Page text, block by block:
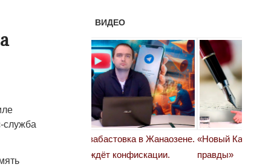
служба
ВИДЕО
«Новый Казахстан не говорит всей
правды»